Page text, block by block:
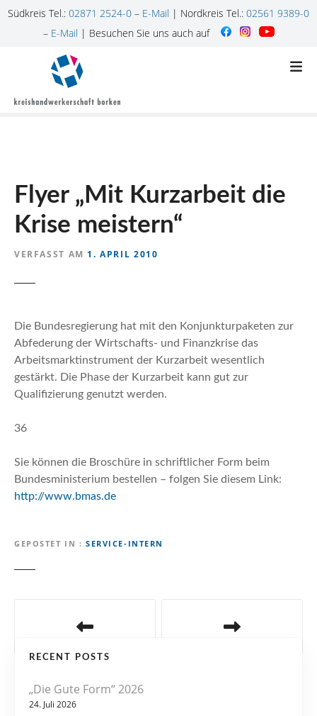
Südkreis Tel.: 02871 2524-0 – E-Mail | Nordkreis Tel.: 02561 9389-0
– E-Mail | Besuchen Sie uns auch auf
Flyer „Mit Kurzarbeit die
Krise meistern“
VERFASST AM 1. APRIL 2010
Die Bundesregierung hat mit den Konjunkturpaketen zur
Abfederung der Wirtschafts- und Finanzkrise das
Arbeitsmarktinstrument der Kurzarbeit wesentlich
gestärkt. Die Phase der Kurzarbeit kann gut zur
Qualifizierung genutzt werden.
36
Sie können die Broschüre in schriftlicher Form beim
Bundesministerium bestellen – folgen Sie diesem Link:
http://www.bmas.de
GEPOSTET IN SERVICE-INTERN
RECENT POSTS
„Die Gute Form“ 2026
24. Juli 2026